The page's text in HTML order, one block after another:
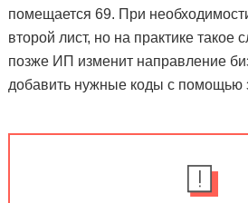
помещается 69. При
второй лист, но на практике такое
позже ИП изменит направление
добавить нужные коды с помощью